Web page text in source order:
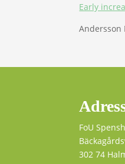
Early
Andersson
FoU
302 74